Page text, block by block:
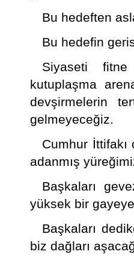
Bu hedeften
Bu hedefin
Siyaseti
kutuplaşma
devşirmelerin
gelmeyeceğiz.
Cumhur
adanmış
Başkaları
yüksek bir
Başkaları
biz dağları